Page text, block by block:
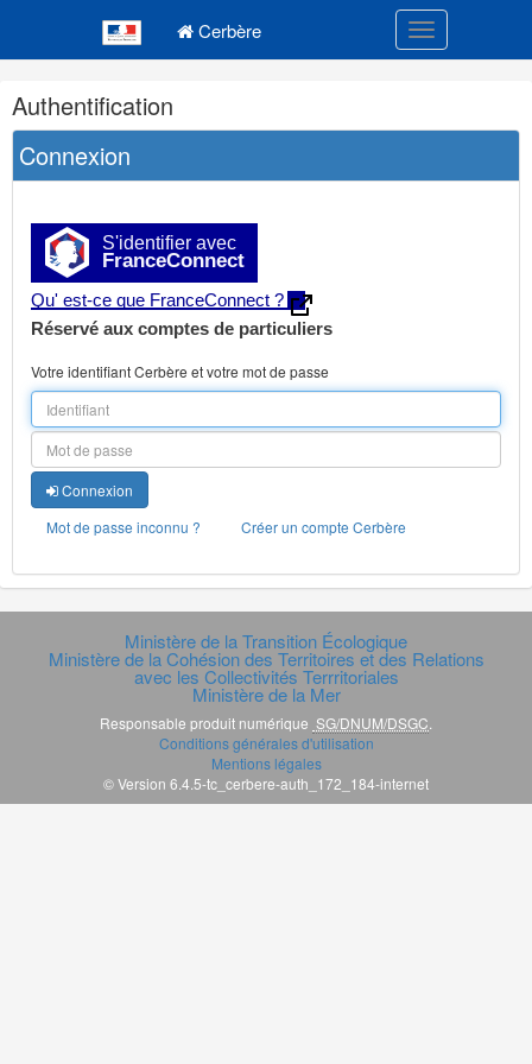
Cerbère Toggle
Navigation
et
outils
annexes
Authentification
Connexion
S'identifier avec
FranceConnect
Qu' est-ce que FranceConnect ?
Réservé aux comptes de particuliers
Votre identifiant Cerbère et votre mot de passe
Connexion
Mot de passe inconnu ?
Créer un compte Cerbère
Ministère de la Transition Écologique
Ministère de la Cohésion des Territoires et des Relations
avec les Collectivités Terrritoriales
Ministère de la Mer
Responsable produit numérique SG/DNUM/DSGC.
Conditions générales d'utilisation
Mentions légales
© Version 6.4.5-tc_cerbere-auth_172_184-internet